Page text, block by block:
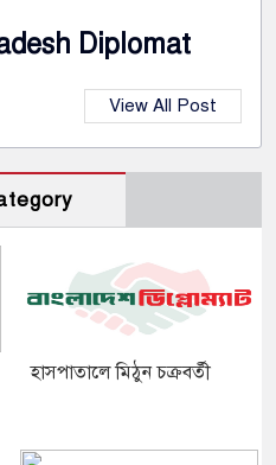
Diplomat
View All Post
হাসপাতালে মিঠুন চক্রবর্তী